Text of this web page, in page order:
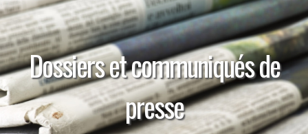
Dossiers et communiqués de
presse